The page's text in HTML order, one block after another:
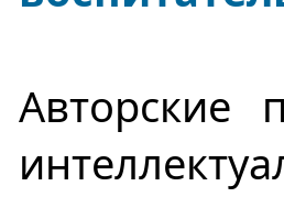
Авторские